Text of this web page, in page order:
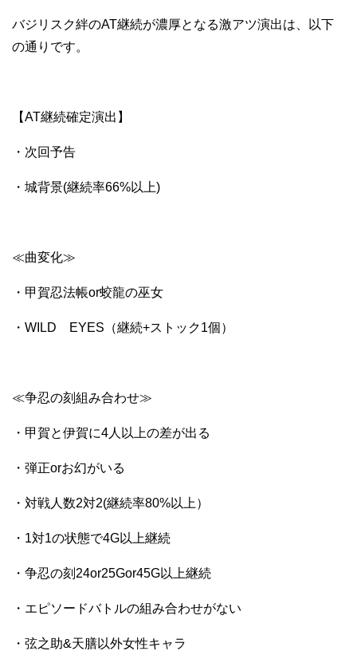
バジリスク絆のAT継続が濃厚となる激アツ演出は、以下
の通りです。
【AT継続確定演出】
・次回予告
・城背景(継続率66%以上)
≪曲変化≫
・甲賀忍法帳or蛟龍の巫女
・WILD EYES（継続+ストック1個）
≪争忍の刻組み合わせ≫
・甲賀と伊賀に4人以上の差が出る
・弾正orお幻がいる
・対戦人数2対2(継続率80%以上）
・1対1の状態で4G以上継続
・争忍の刻24or25Gor45G以上継続
・エピソードバトルの組み合わせがない
・弦之助&天膳以外女性キャラ